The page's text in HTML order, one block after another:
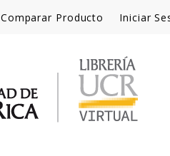
Comparar Producto Iniciar